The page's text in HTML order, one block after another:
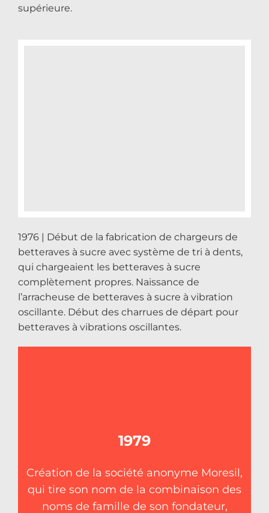
supérieure.
1976 | Début de la fabrication de chargeurs de
betteraves à sucre avec système de tri à dents,
qui chargeaient les betteraves à sucre
complètement propres. Naissance de
l’arracheuse de betteraves à sucre à vibration
oscillante. Début des charrues de départ pour
betteraves à vibrations oscillantes.
1979
Création de la société anonyme Moresil,
qui tire son nom de la combinaison des
noms de famille de son fondateur,